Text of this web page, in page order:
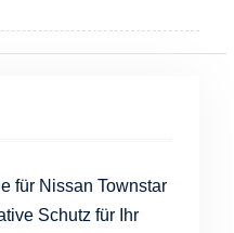
für Nissan Townstar
Schutz für Ihr